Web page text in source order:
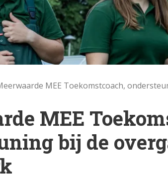
MEE Toekomstcoach,
MEE
bij de